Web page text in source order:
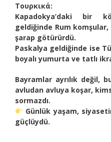
Τουρκικά:
Kapadokya’daki bir
geldiğinde Rum
şarap götürürdü.
Paskalya geldiğinde ise
boyalı yumurta ve tatlı
Bayramlar ayrılık değil,
avludan avluya koşar,
sormazdı.
Günlük yaşam,
güçlüydü.